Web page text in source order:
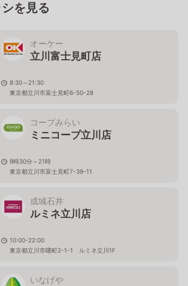
を見る
オーケー
立川富士見町店
8:30～21:30
東京都立川市富士見町6-50-28
コープみらい
ミニコープ立川店
9時30分～21時
東京都立川市富士見町7-39-11
成城石井
ルミネ立川店
10:00-22:00
東京都立川市曙町2-1-1 ルミネ立川1F
いなげや